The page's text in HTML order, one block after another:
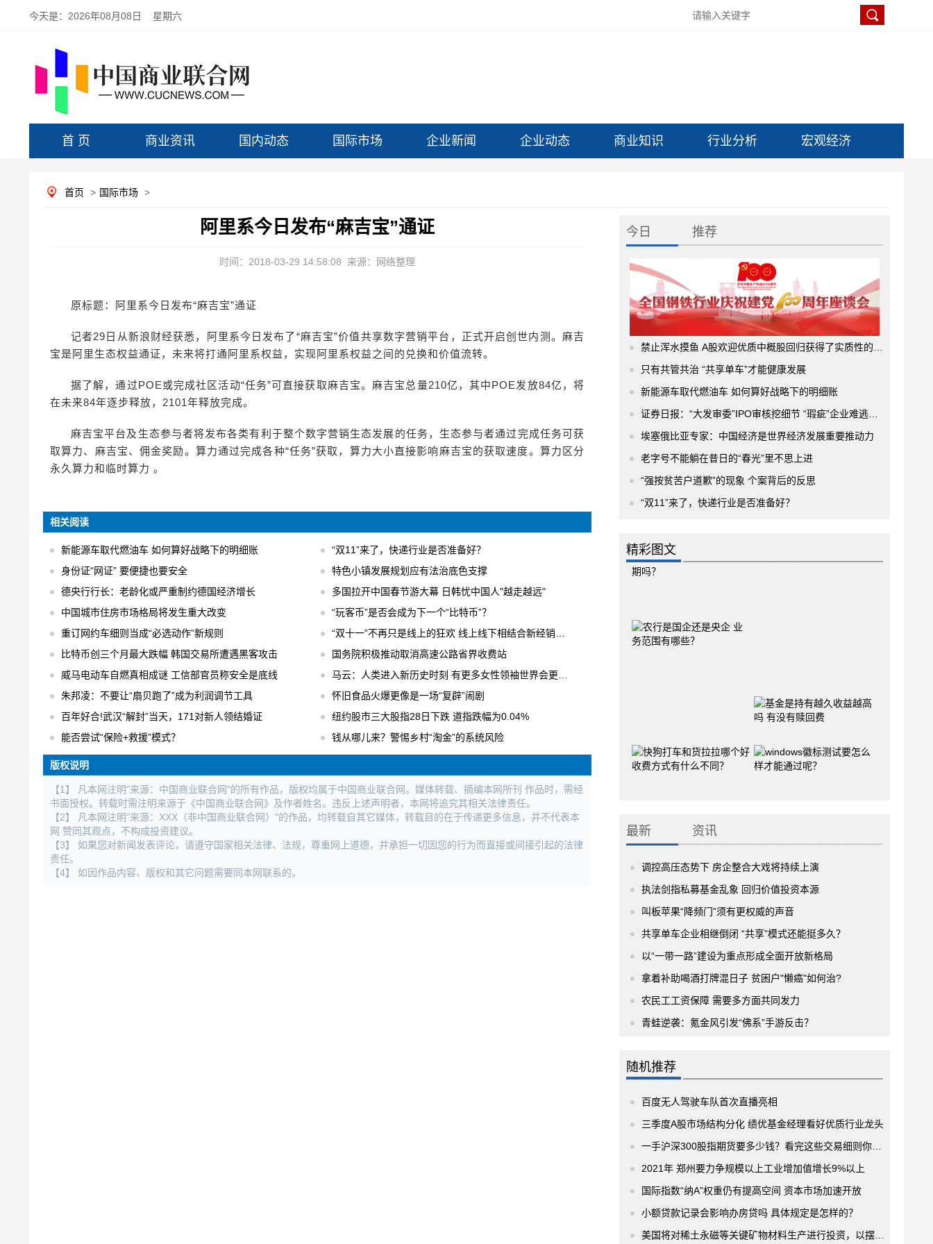
今天是： 2026年08月08日 星期六
首 页 商业资讯 国内动态 国际市场 企业新闻 企业动态 商业知识 行业分析 宏观经济
首页 > 国际市场 >
阿里系今日发布“麻吉宝”通证
时间：2018-03-29 14:58:08 来源：网络整理
原标题：阿里系今日发布“麻吉宝”通证
记者29日从新浪财经获悉，阿里系今日发布了“麻吉宝”价值共享数字营销平台，正式开启创世内测。麻吉
宝是阿里生态权益通证，未来将打通阿里系权益，实现阿里系权益之间的兑换和价值流转。
据了解，通过POE或完成社区活动“任务”可直接获取麻吉宝。麻吉宝总量210亿，其中POE发放84亿，将
在未来84年逐步释放，2101年释放完成。
麻吉宝平台及生态参与者将发布各类有利于整个数字营销生态发展的任务，生态参与者通过完成任务可获
取算力、麻吉宝、佣金奖励。算力通过完成各种“任务”获取，算力大小直接影响麻吉宝的获取速度。算力区分
永久算力和临时算力 。
相关阅读
新能源车取代燃油车 如何算好战略下的明细账
“双11”来了，快递行业是否准备好？
身份证“网证” 要便捷也要安全
特色小镇发展规划应有法治底色支撑
德央行行长：老龄化或严重制约德国经济增长
多国拉开中国春节游大幕 日韩忧中国人"越走越远"
中国城市住房市场格局将发生重大改变
“玩客币”是否会成为下一个“比特币”？
重订网约车细则当成“必选动作”新规则
“双十一”不再只是线上的狂欢 线上线下相结合新经销模式
比特币创三个月最大跌幅 韩国交易所遭遇黑客攻击
国务院积极推动取消高速公路省界收费站
威马电动车自燃真相成谜 工信部官员称安全是底线
马云：人类进入新历史时刻 有更多女性领袖世界会更美好
朱邦凌：不要让“扇贝跑了”成为利润调节工具
怀旧食品火爆更像是一场“复辟”闹剧
百年好合!武汉“解封”当天，171对新人领结婚证
纽约股市三大股指28日下跌 道指跌幅为0.04%
能否尝试“保险+救援”模式？
钱从哪儿来？警惕乡村“淘金”的系统风险
版权说明
【1】 凡本网注明"来源：中国商业联合网"的所有作品，版权均属于中国商业联合网。媒体转载、摘编本网所刊 作品时，需经
书面授权。转载时需注明来源于《中国商业联合网》及作者姓名。违反上述声明者，本网将追究其相关法律责任。
【2】 凡本网注明"来源：XXX（非中国商业联合网）"的作品，均转载自其它媒体，转载目的在于传递更多信息，并不代表本
网 赞同其观点，不构成投资建议。
【3】 如果您对新闻发表评论，请遵守国家相关法律、法规，尊重网上道德，并承担一切因您的行为而直接或间接引起的法律
责任。
【4】 如因作品内容、版权和其它问题需要同本网联系的。
今日 推荐
禁止浑水摸鱼 A股欢迎优质中概股回归获得了实质性的进展
只有共管共治 “共享单车”才能健康发展
新能源车取代燃油车 如何算好战略下的明细账
证券日报：“大发审委”IPO审核挖细节 “瑕疵”企业难逃法眼
埃塞俄比亚专家：中国经济是世界经济发展重要推动力
老字号不能躺在昔日的“春光”里不思上进
“强按贫苦户道歉”的现象 个案背后的反思
“双11”来了，快递行业是否准备好？
精彩图文
最新 资讯
调控高压态势下 房企整合大戏将持续上演
执法剑指私募基金乱象 回归价值投资本源
叫板苹果“降频门”须有更权威的声音
共享单车企业相继倒闭 “共享”模式还能挺多久？
以“一带一路”建设为重点形成全面开放新格局
拿着补助喝酒打牌混日子 贫困户"懒癌"如何治?
农民工工资保障 需要多方面共同发力
青蛙逆袭：氪金风引发“佛系”手游反击？
随机推荐
百度无人驾驶车队首次直播亮相
三季度A股市场结构分化 绩优基金经理看好优质行业龙头
一手沪深300股指期货要多少钱？看完这些交易细则你就懂了
2021年 郑州要力争规模以上工业增加值增长9%以上
国际指数“纳A”权重仍有提高空间 资本市场加速开放
小额贷款记录会影响办房贷吗 具体规定是怎样的？
美国将对稀土永磁等关键矿物材料生产进行投资，以摆脱供应链依赖